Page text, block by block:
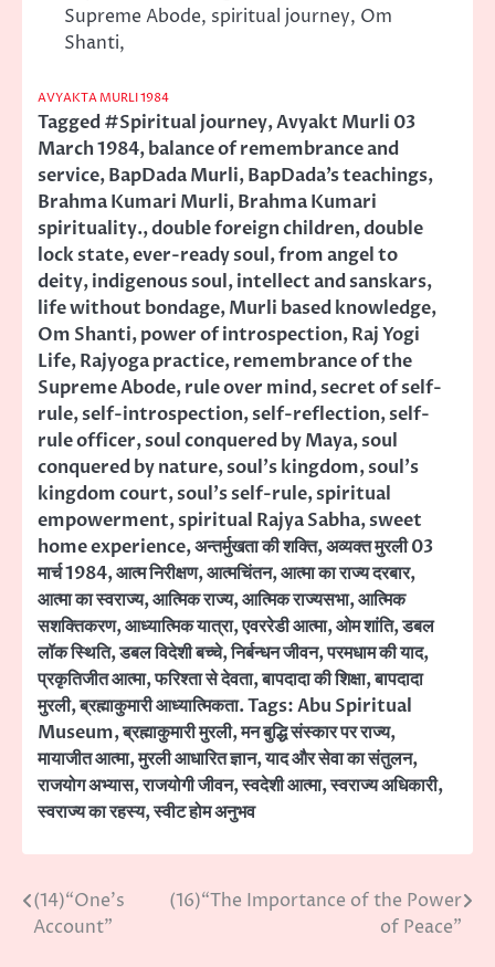
Supreme Abode, spiritual journey, Om
Shanti,
AVYAKTA MURLI 1984
Tagged#Spiritual journey,Avyakt Murli 03
March 1984,balance of remembrance and
service,BapDada Murli,BapDada’s teachings,
Brahma Kumari Murli,Brahma Kumari
spirituality.,double foreign children,double
lock state,ever-ready soul,from angel to
deity,indigenous soul,intellect and sanskars,
life without bondage,Murli based knowledge,
Om Shanti,power of introspection,Raj Yogi
Life,Rajyoga practice,remembrance of the
Supreme Abode,rule over mind,secret of self-
rule,self-introspection,self-reflection,self-
rule officer,soul conquered by Maya,soul
conquered by nature,soul's kingdom,soul's
kingdom court,soul's self-rule,spiritual
empowerment,spiritual Rajya Sabha,sweet
home experience,अन्तर्मुखता की शक्ति,अव्यक्त मुरली 03
मार्च 1984,आत्म निरीक्षण,आत्मचिंतन,आत्मा का राज्य दरबार,
आत्मा का स्वराज्य,आत्मिक राज्य,आत्मिक राज्यसभा,आत्मिक
सशक्तिकरण,आध्यात्मिक यात्रा,एवररेडी आत्मा,ओम शांति,डबल
लॉक स्थिति,डबल विदेशी बच्चे,निर्बन्धन जीवन,परमधाम की याद,
प्रकृतिजीत आत्मा,फरिश्ता से देवता,बापदादा की शिक्षा,बापदादा
मुरली,ब्रह्माकुमारी आध्यात्मिकता. Tags: Abu Spiritual
Museum,ब्रह्माकुमारी मुरली,मन बुद्धि संस्कार पर राज्य,
मायाजीत आत्मा,मुरली आधारित ज्ञान,याद और सेवा का संतुलन,
राजयोग अभ्यास,राजयोगी जीवन,स्वदेशी आत्मा,स्वराज्य अधिकारी,
स्वराज्य का रहस्य,स्वीट होम अनुभव
Post
(14)“One’s
Account”
(16)“The Importance of the Power
of Peace”